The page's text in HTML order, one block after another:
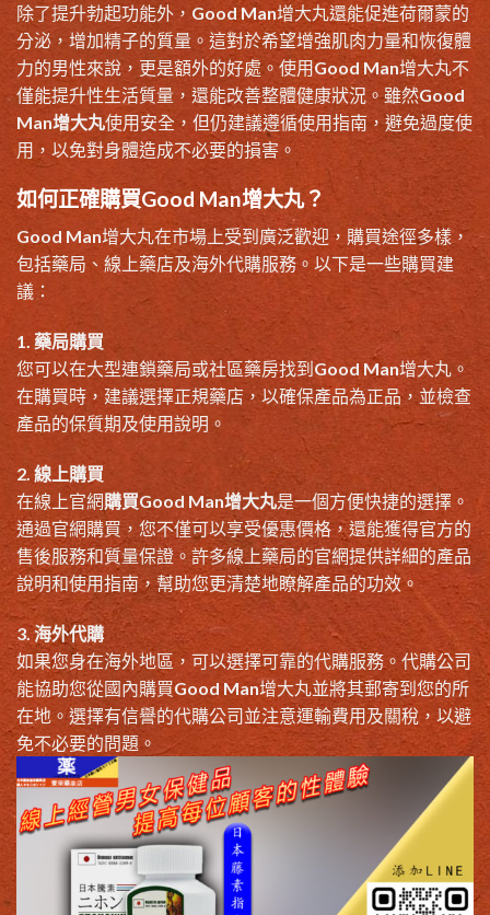
除了提升勃起功能外，Good Man增大丸還能促進荷爾蒙的
分泌，增加精子的質量。這對於希望增強肌肉力量和恢復體
力的男性來說，更是額外的好處。使用Good Man增大丸不
僅能提升性生活質量，還能改善整體健康狀況。雖然Good
Man增大丸使用安全，但仍建議遵循使用指南，避免過度使
用，以免對身體造成不必要的損害。
如何正確購買Good Man增大丸？
Good Man增大丸在市場上受到廣泛歡迎，購買途徑多樣，
包括藥局、線上藥店及海外代購服務。以下是一些購買建
議：
1. 藥局購買
您可以在大型連鎖藥局或社區藥房找到Good Man增大丸。
在購買時，建議選擇正規藥店，以確保產品為正品，並檢查
產品的保質期及使用說明。
2. 線上購買
在線上官網購買Good Man增大丸是一個方便快捷的選擇。
通過官網購買，您不僅可以享受優惠價格，還能獲得官方的
售後服務和質量保證。許多線上藥局的官網提供詳細的產品
說明和使用指南，幫助您更清楚地瞭解產品的功效。
3. 海外代購
如果您身在海外地區，可以選擇可靠的代購服務。代購公司
能協助您從國內購買Good Man增大丸並將其郵寄到您的所
在地。選擇有信譽的代購公司並注意運輸費用及關稅，以避
免不必要的問題。